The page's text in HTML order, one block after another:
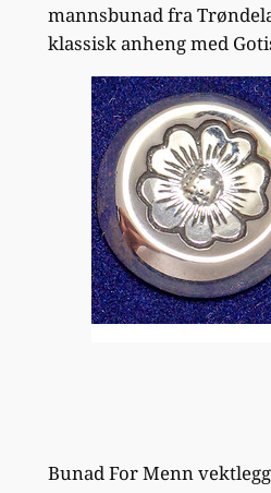
mannsbunad fra
klassisk anheng med
Bunad For Menn